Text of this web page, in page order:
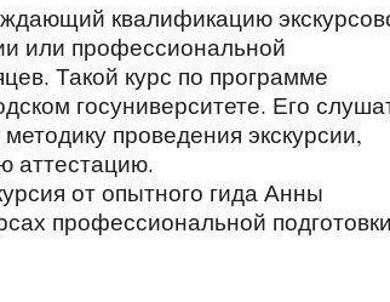
квалификацию
или профессиональной
Такой курс по программе
госуниверситете. Его
проведения экскурсии,
аттестацию.
от опытного гида Анны
профессиональной подготовки